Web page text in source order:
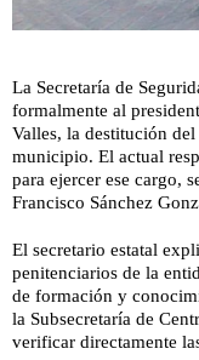
La Secretaría de
formalmente al
Valles, la destitución
municipio. El actual
para ejercer ese cargo,
Francisco Sánchez
El secretario estatal
penitenciarios de la
de formación y
la Subsecretaría de
verificar directamente